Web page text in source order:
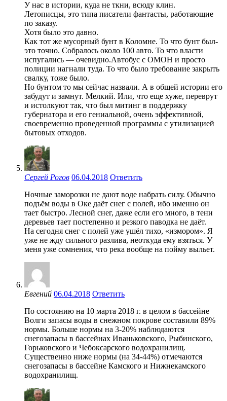
У нас в истории, куда не ткни, всюду клин.
Летописцы, это типа писатели фантасты, работающие
по заказу.
Хотя было это давно.
Как тот же мусорный бунт в Коломне. То что бунт был-
это точно. Собралось около 100 авто. То что власти
испугались — очевидно.Автобус с ОМОН и просто
полиции нагнали туда. То что было требование закрыть
свалку, тоже было.
Но бунтом то мы сейчас назвали. А в общей истории его
забудут и замнут. Мелкий. Или, что еще хуже, переврут
и истолкуют так, что был митинг в поддержку
губернатора и его гениальной, очень эффективной,
своевременно проведенной программы с утилизацией
бытовых отходов.
Сергей Рогов 06.04.2018 Ответить
Ночные заморозки не дают воде набрать силу. Обычно
подъём воды в Оке даёт снег с полей, ибо именно он
тает быстро. Лесной снег, даже если его много, в тени
деревьев тает постепенно и резкого паводка не даёт.
На сегодня снег с полей уже ушёл тихо, «измором». Я
уже не жду сильного разлива, неоткуда ему взяться. У
меня уже сомнения, что река вообще на пойму выльет.
Евгений 06.04.2018 Ответить
По состоянию на 10 марта 2018 г. в целом в бассейне
Волги запасы воды в снежном покрове составили 89%
нормы. Больше нормы на 3-20% наблюдаются
снегозапасы в бассейнах Иваньковского, Рыбинского,
Горьковского и Чебоксарского водохранилищ.
Существенно ниже нормы (на 34-44%) отмечаются
снегозапасы в бассейне Камского и Нижнекамского
водохранилищ.